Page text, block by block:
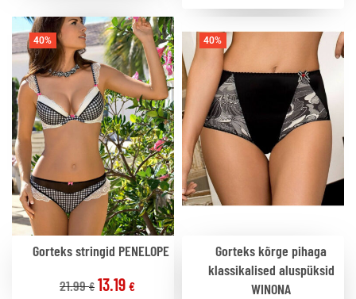
40%
Gorteks stringid PENELOPE
21.99€ 13.19 €
40%
Gorteks kõrge pihaga
klassikalised aluspüksid
WINONA